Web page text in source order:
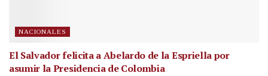
NACIONALES
El Salvador felicita a Abelardo de la Espriella por
asumir la Presidencia de Colombia